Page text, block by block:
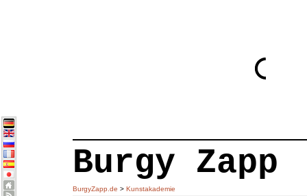
Burgy Zapp
BurgyZapp.de > Kunstakademie